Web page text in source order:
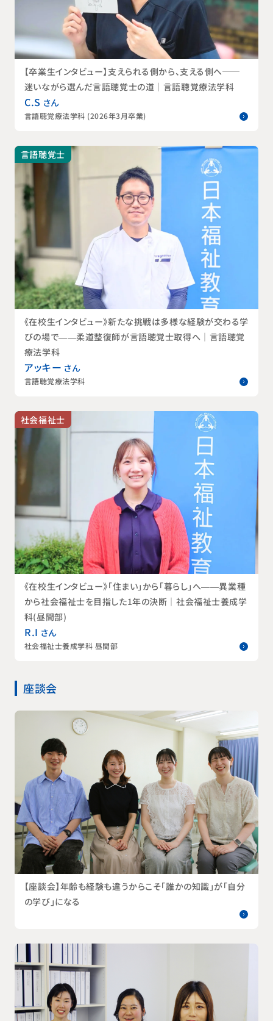
【卒業生インタビュー】支えられる側から、支える側へ──
迷いながら選んだ言語聴覚士の道｜言語聴覚療法学科
C.S さん
言語聴覚療法学科 (2026年3月卒業)
言語聴覚士
《在校生インタビュー》新たな挑戦は多様な経験が交わる学
びの場で——柔道整復師が言語聴覚士取得へ｜言語聴覚
療法学科
アッキー さん
言語聴覚療法学科
社会福祉士
《在校生インタビュー》「住まい」から「暮らし」へ——異業種
から社会福祉士を目指した1年の決断｜社会福祉士養成学
科(昼間部)
R.I さん
社会福祉士養成学科 昼間部
座談会
【座談会】年齢も経験も違うからこそ「誰かの知識」が「自分
の学び」になる